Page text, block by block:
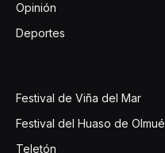
Opinión
Deportes
Festival de Viña del Mar
Festival del Huaso de Olmué
Teletón